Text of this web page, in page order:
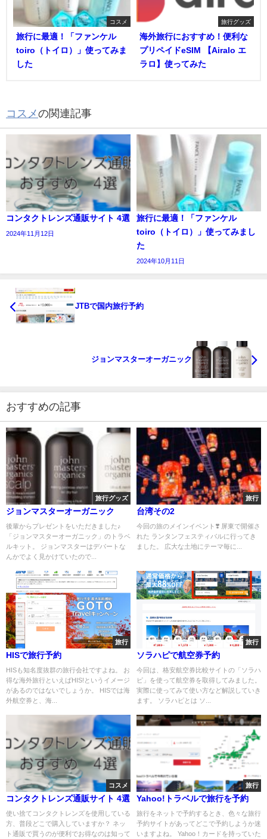
コスメ
旅行に最適！「ファンケル
toiro（トイロ）」使ってみま
した
旅行グッズ
海外旅行におすすめ！便利な
プリペイドeSIM 【Airalo エ
ラロ】使ってみた
コスメの関連記事
コンタクトレンズ通販サイト 4選
2024年11月12日
旅行に最適！「ファンケル
toiro（トイロ）」使ってみまし
た
2024年10月11日
JTBで国内旅行予約
ジョンマスターオーガニック
おすすめの記事
旅行グッズ
ジョンマスターオーガニック
後輩からプレゼントをいただきました♪
「ジョンマスターオーガニック」のトラベ
ルキット。 ジョンマスターはデパートな
んかでよく見かけていたので...
旅行
台湾その2
今回の旅のメインイベント❣️ 屏東で開催さ
れた ランタンフェスティバルに行ってき
ました。 広大な土地にテーマ毎に...
旅行
HISで旅行予約
HISも知名度抜群の旅行会社ですよね。 お
得な海外旅行といえばHIS!というイメージ
があるのではないでしょうか。 HISでは海
外航空券と、海...
旅行
ソラハピで航空券予約
今回は、格安航空券比較サイトの「ソラハ
ピ」を使って航空券を取得してみました。
実際に使ってみて使い方など解説していき
ます。 ソラハピとは ソ...
コスメ
コンタクトレンズ通販サイト 4選
使い捨てコンタクトレンズを使用している
方、普段どこで購入していますか？ ネッ
ト通販で買うのが便利でお得なのは知って
旅行
Yahoo!トラベルで旅行を予約
旅行をネットで予約するとき、色々な旅行
予約サイトがあってどこで予約しようか迷
いますよね。 Yahoo！カードを持っていた